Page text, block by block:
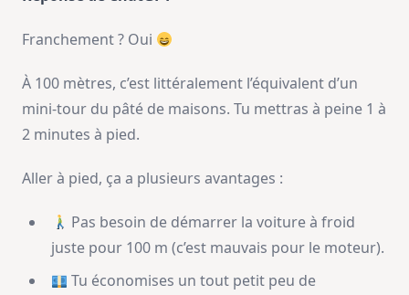
Franchement ? Oui
À 100 mètres, c’est littéralement l’équivalent d’un
mini-tour du pâté de maisons. Tu mettras à peine 1 à
2 minutes à pied.
Aller à pied, ça a plusieurs avantages :
Pas besoin de démarrer la voiture à froid
juste pour 100 m (c’est mauvais pour le moteur).
Tu économises un tout petit peu de